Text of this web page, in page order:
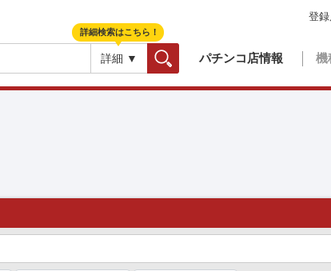
詳細 ▼ パチンコ店情報 機
登
詳細検索はこちら！